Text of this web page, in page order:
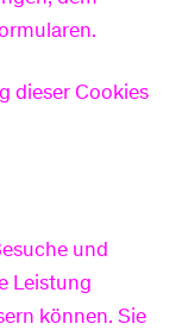
dieser Cookies
und
Leistung
können. Sie